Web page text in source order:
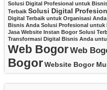
Solusi Digital Profesional untuk
Terbaik Solusi Digital
Digital Terbaik untuk Organisasi Anda
Bisnis Anda Solusi Profesional untuk
Jasa Website Instan Bogor Solusi
Transformasi Digital Bisnis Anda
Web BogorWeb
BogorWebsite Bogor